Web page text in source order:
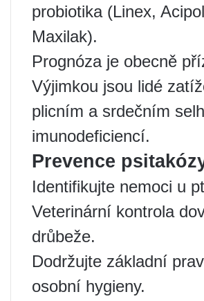
probiotika (Linex,
Maxilak).
Prognóza je obecně
Výjimkou jsou lidé
plicním a srdečním
imunodeficiencí.
Prevence
Identifikujte nemoci u
Veterinární kontrola
drůbeže.
Dodržujte základní
osobní hygieny.